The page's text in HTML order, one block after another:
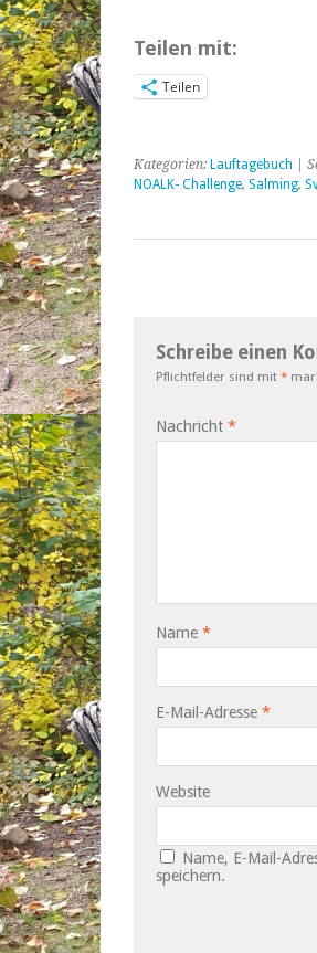
Teilen mit:
Teilen
Kategorien: Lauftagebuch |
NOALK- Challenge, Salming,
Schreibe einen
Pflichtfelder sind mit *
Nachricht *
Name *
E-Mail-Adresse *
Website
Name, E-Mail-
speichern.